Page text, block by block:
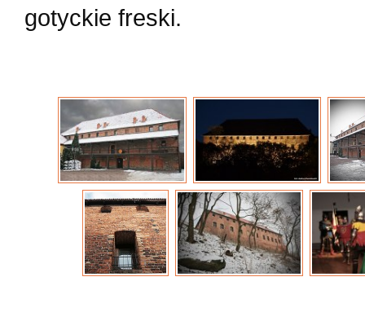
gotyckie freski.